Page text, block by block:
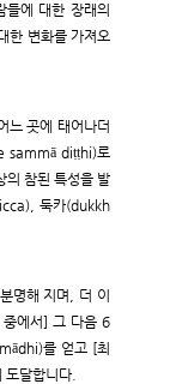
에 대한 장래의
한 변화를 가져오
느 곳에 태어나더
sammā diṭṭhi)로
의 참된 특성을 발
둑카(dukkh
명해 지며, 더 이
중에서] 그 다음 6
를 얻고 [최
달합니다.